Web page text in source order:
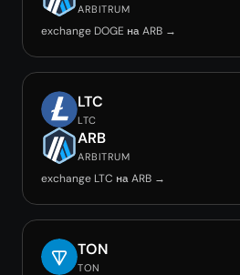
ARBITRUM
exchange DOGE на ARB →
LTC
LTC
ARB
ARBITRUM
exchange LTC на ARB →
TON
TON